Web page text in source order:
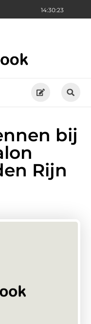
14:30:24
bij
Rijn